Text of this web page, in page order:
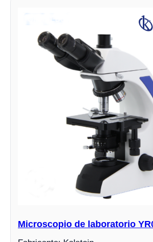
Microscopio de laboratorio